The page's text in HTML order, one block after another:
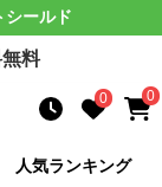
シールド
料
0 0
人気ランキング